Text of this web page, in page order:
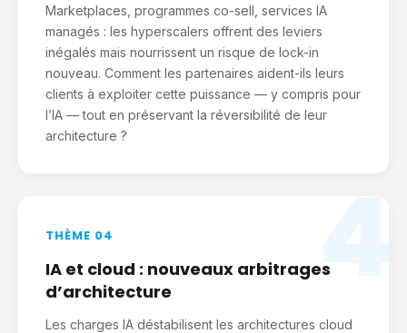
Marketplaces, programmes co-sell, services IA
managés : les hyperscalers offrent des leviers
inégalés mais nourrissent un risque de lock-in
nouveau. Comment les partenaires aident-ils leurs
clients à exploiter cette puissance — y compris pour
l’IA — tout en préservant la réversibilité de leur
architecture ?
4
THÈME 04
IA et cloud : nouveaux arbitrages
d’architecture
Les charges IA déstabilisent les architectures cloud